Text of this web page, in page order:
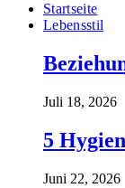
Startseite
Lebensstil
Juli 18, 2026
5
Juni 22, 2026